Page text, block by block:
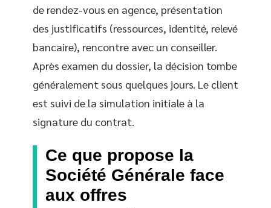
de rendez-vous en agence, présentation
des justificatifs (ressources, identité, relevé
bancaire), rencontre avec un conseiller.
Après examen du dossier, la décision tombe
généralement sous quelques jours. Le client
est suivi de la simulation initiale à la
signature du contrat.
Ce que propose la
Société Générale face
aux offres